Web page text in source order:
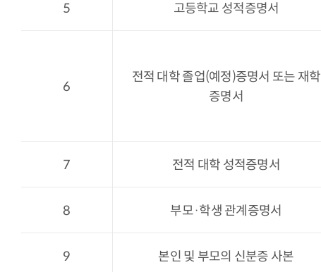
5 고등학교 성적증명서
6
전적 대학 졸업(예정)증명서 또는 재학
증명서
7 전적 대학 성적증명서
8 부모·학생 관계증명서
9 본인 및 부모의 신분증 사본